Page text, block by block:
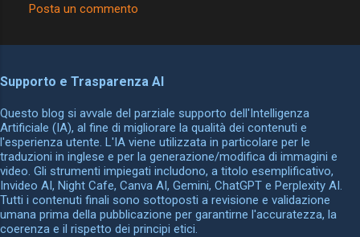
o
e
n
t
i
Posta un commento
Supporto e Trasparenza AI
Questo blog si avvale del parziale supporto dell'Intelligenza
Artificiale (IA), al fine di migliorare la qualità dei contenuti e
l'esperienza utente. L'IA viene utilizzata in particolare per le
traduzioni in inglese e per la generazione/modifica di immagini e
video. Gli strumenti impiegati includono, a titolo esemplificativo,
Invideo AI, Night Cafe, Canva AI, Gemini, ChatGPT e Perplexity AI.
Tutti i contenuti finali sono sottoposti a revisione e validazione
umana prima della pubblicazione per garantirne l'accuratezza, la
coerenza e il rispetto dei principi etici.